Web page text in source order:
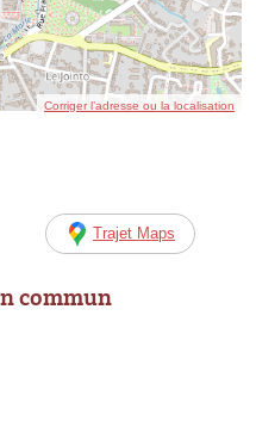
Corriger l’adresse ou la localisation
Trajet Maps
commun